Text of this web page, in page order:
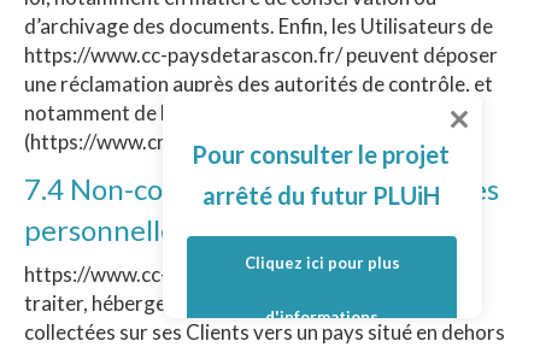
d’archivage des documents. Enfin, les Utilisateurs de
https://www.cc-paysdetarascon.fr/ peuvent déposer
une réclamation auprès des autorités de contrôle, et
notamment de la CNIL
(https://www.cnil.fr/fr/plaintes).
7.4 Non-communication des données
personnelles
https://www.cc-paysdetarascon.fr/ s’interdit de
traiter, héberger ou transférer les Informations
collectées sur ses Clients vers un pays situé en dehors
Pour consulter le projet
arrêté du futur PLUiH
Cliquez ici pour plus
d'informations